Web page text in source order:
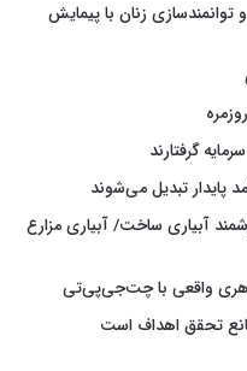
زنان با پیمایش
گرفتارند
پایدار تبدیل می‌شوند
آبیاری ساخت/ آبیاری مزارع
واقعی با چت‌جی‌پی‌تی
تحقق اهداف است